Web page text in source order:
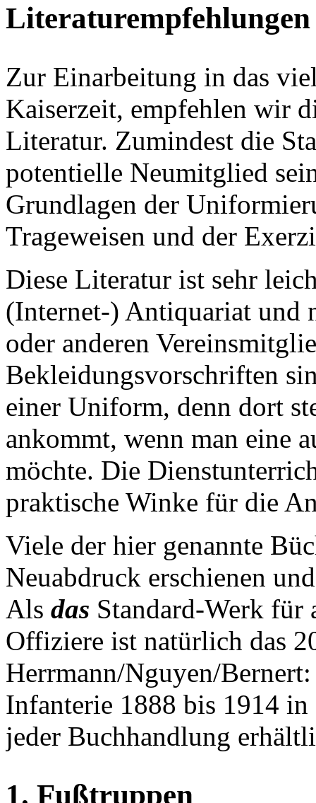
Literaturempfehlungen
Zur Einarbeitung in das
Kaiserzeit, empfehlen wir
Literatur. Zumindest die
potentielle Neumitglied
Grundlagen der
Trageweisen und der
Diese Literatur ist sehr
(Internet-) Antiquariat und
oder anderen
Bekleidungsvorschriften
einer Uniform, denn dort
ankommt, wenn man eine
möchte. Die
praktische Winke für die
Viele der hier genannte
Neuabdruck erschienen
Als das Standard-Werk für
Offiziere ist natürlich das
Herrmann/Nguyen/
Infanterie 1888 bis 1914 in
jeder Buchhandlung
1. Fußtruppen